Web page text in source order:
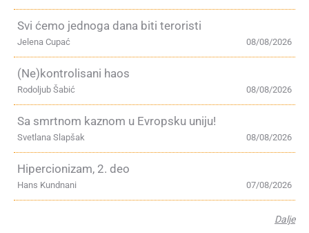
Svi ćemo jednoga dana biti teroristi
08/08/2026
Jelena Cupać
(Ne)kontrolisani haos
08/08/2026
Rodoljub Šabić
Sa smrtnom kaznom u Evropsku uniju!
08/08/2026
Svetlana Slapšak
Hipercionizam, 2. deo
07/08/2026
Hans Kundnani
Dalje